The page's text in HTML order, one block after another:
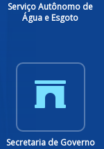
Solicitação de
Serviço Autônomo de
Água e Esgoto
Secretaria de Governo